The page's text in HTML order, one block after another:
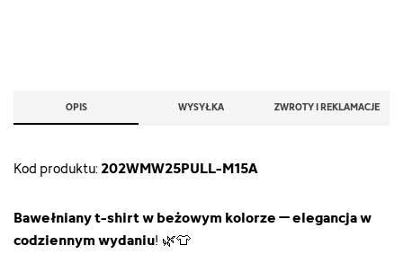
OPIS WYSYŁKA ZWROTY I REKLAMACJE
Kod produktu:202WMW25PULL-M15A
Bawełniany t-shirt w beżowym kolorze –elegancja w
codziennym wydaniu! 🌿👕